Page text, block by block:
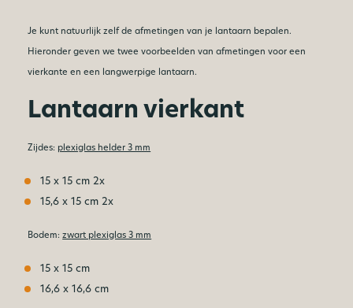
Je kunt natuurlijk zelf de afmetingen van je lantaarn bepalen.
Hieronder geven we twee voorbeelden van afmetingen voor een
vierkante en een langwerpige lantaarn.
Lantaarn vierkant
Zijdes: plexiglas helder 3 mm
15 x 15 cm 2x
15,6 x 15 cm 2x
Bodem:zwart plexiglas 3 mm
15 x 15 cm
16,6 x 16,6 cm